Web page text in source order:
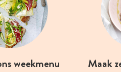
weekmenu Maak